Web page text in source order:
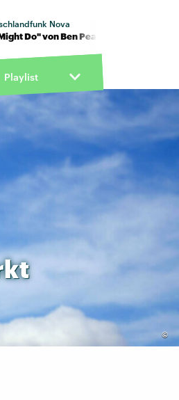
Nova
Pearce · "What I Might Do" von
Playlist
©